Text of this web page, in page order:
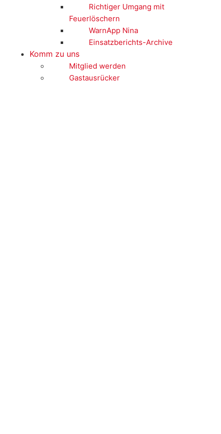
Richtiger Umgang mit
Feuerlöschern
WarnApp Nina
Einsatzberichts-Archive
Komm zu uns
Mitglied werden
Gastausrücker